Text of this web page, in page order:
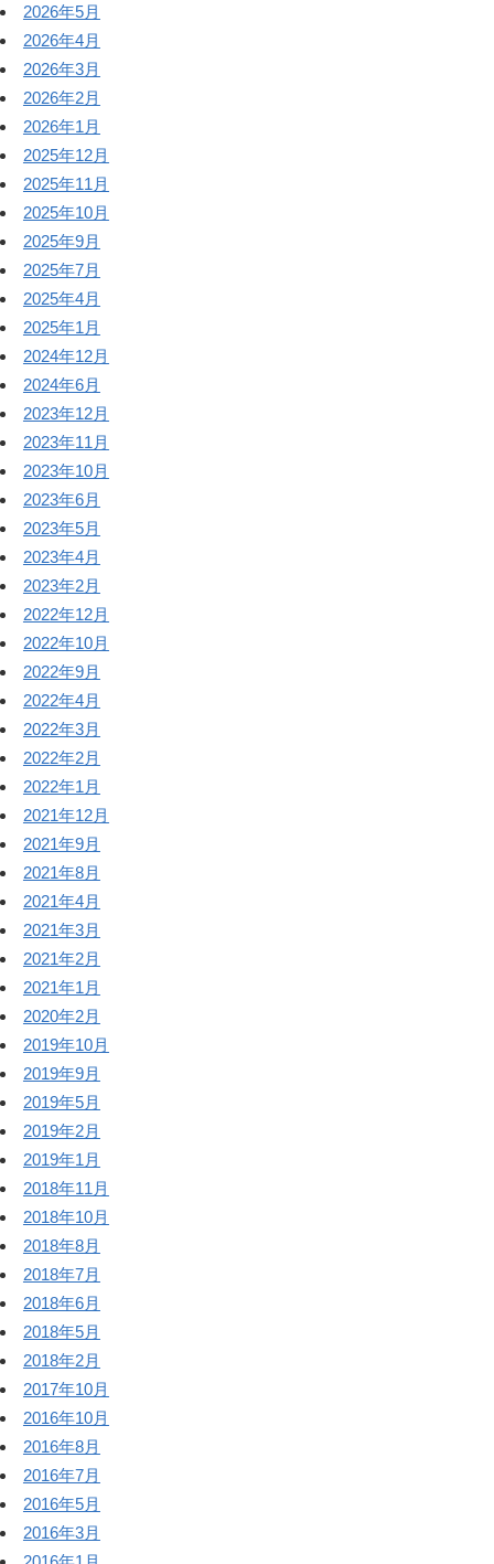
2026年5月
2026年4月
2026年3月
2026年2月
2026年1月
2025年12月
2025年11月
2025年10月
2025年9月
2025年7月
2025年4月
2025年1月
2024年12月
2024年6月
2023年12月
2023年11月
2023年10月
2023年6月
2023年5月
2023年4月
2023年2月
2022年12月
2022年10月
2022年9月
2022年4月
2022年3月
2022年2月
2022年1月
2021年12月
2021年9月
2021年8月
2021年4月
2021年3月
2021年2月
2021年1月
2020年2月
2019年10月
2019年9月
2019年5月
2019年2月
2019年1月
2018年11月
2018年10月
2018年8月
2018年7月
2018年6月
2018年5月
2018年2月
2017年10月
2016年10月
2016年8月
2016年7月
2016年5月
2016年3月